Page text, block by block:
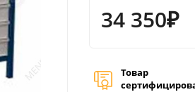
34 350₽
Товар